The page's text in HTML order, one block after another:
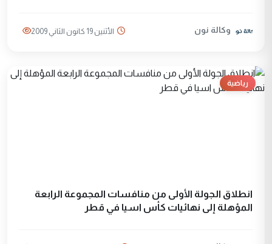
وكالة نون الأثنين 19 كانون الثاني 2009
رياضية
انطلاق الجولة الأولى من منافسات المجموعة الرابعة
المؤهلة إلى نهائيات كأس اسيا في قطر